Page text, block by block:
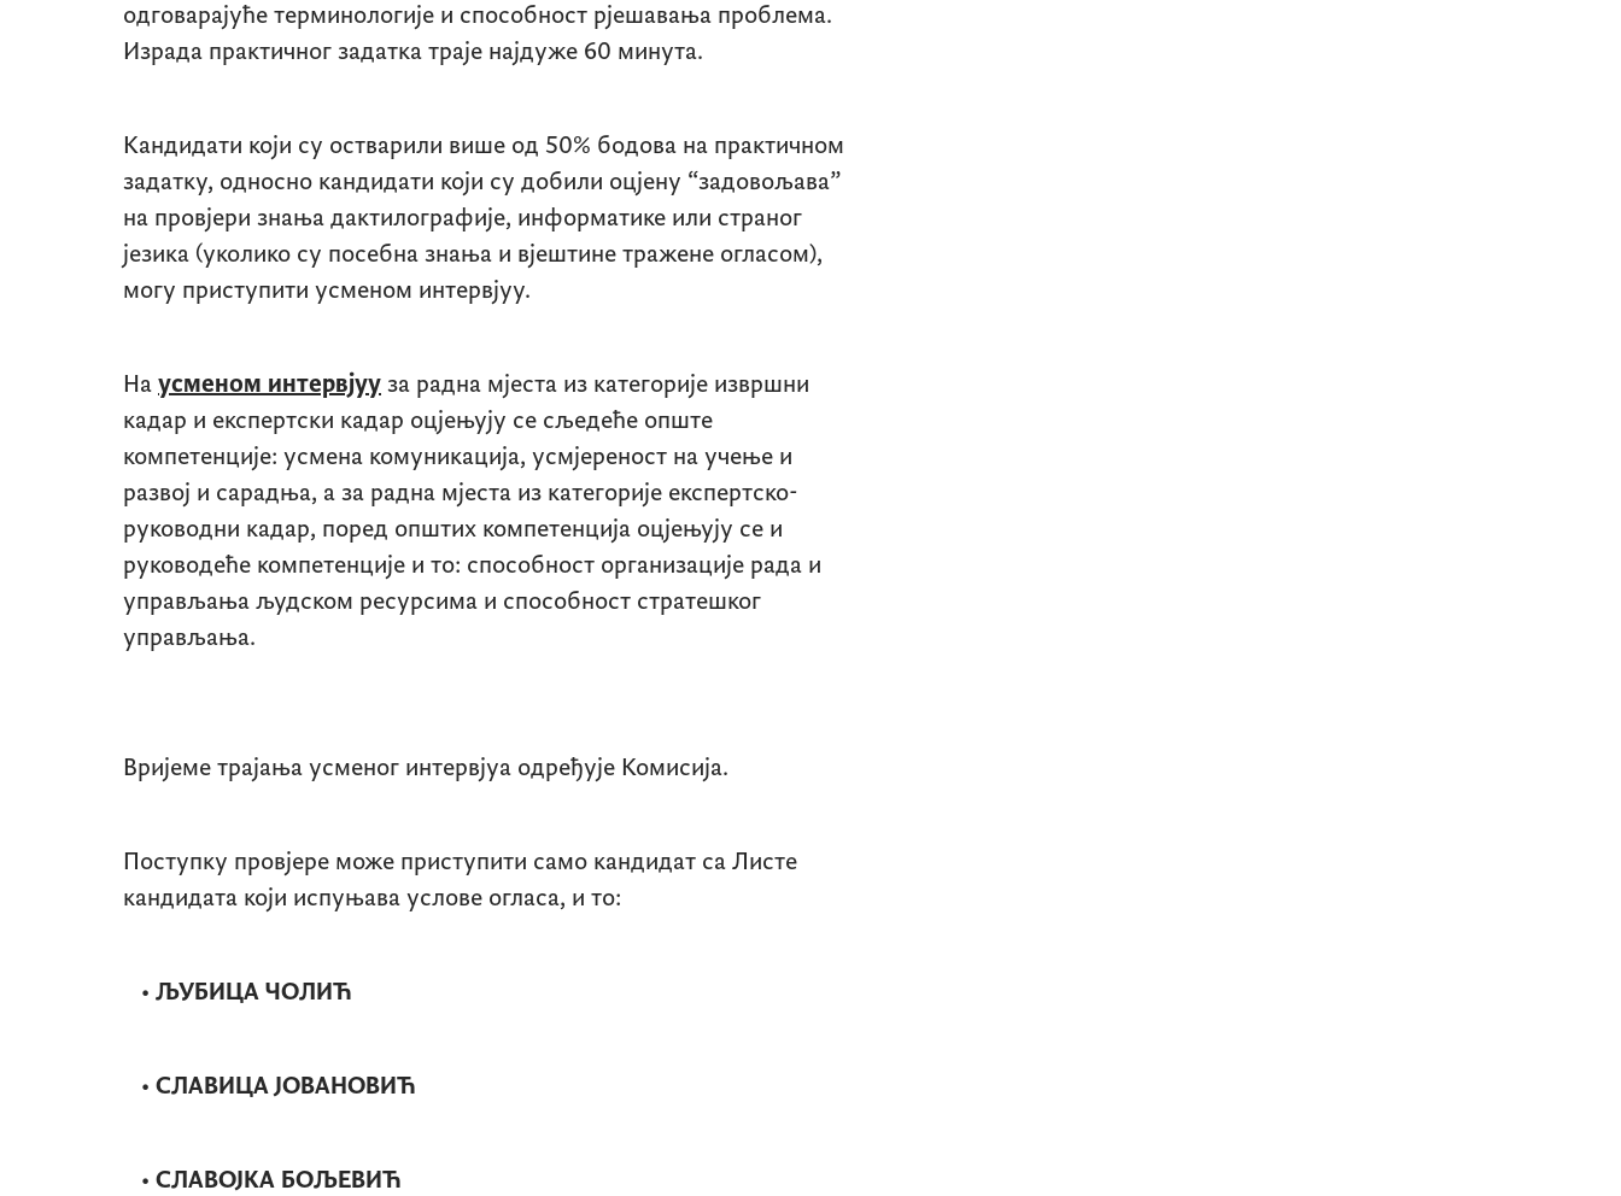
одговарајуће терминологије и способност рјешавања проблема.
Израда практичног задатка траје најдуже 60 минута.
Кандидати који су остварили више од 50% бодова на практичном
задатку, односно кандидати који су добили оцјену “задовољава”
на провјери знања дактилографије, информатике или страног
језика (уколико су посебна знања и вјештине тражене огласом),
могу приступити усменом интервјуу.
На усменом интервјуу за радна мјеста из категорије извршни
кадар и експертски кадар оцјењују се сљедеће опште
компетенције: усмена комуникација, усмјереност на учење и
развој и сарадња, а за радна мјеста из категорије експертско-
руководни кадар, поред општих компетенција оцјењују се и
руководеће компетенције и то: способност организације рада и
управљања људском ресурсима и способност стратешког
управљања.
Вријеме трајања усменог интервјуа одређује Комисија.
Поступку провјере може приступити само кандидат са Листе
кандидата који испуњава услове огласа, и то:
• ЉУБИЦА ЧОЛИЋ
• СЛАВИЦА ЈОВАНОВИЋ
• СЛАВОЈКА БОЉЕВИЋ